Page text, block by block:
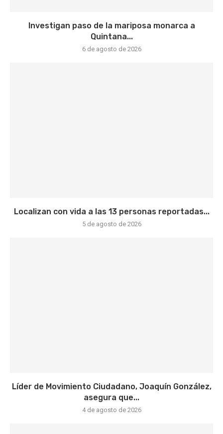
Investigan paso de la mariposa monarca a
Quintana...
6 de agosto de 2026
Localizan con vida a las 13 personas reportadas...
5 de agosto de 2026
Líder de Movimiento Ciudadano, Joaquín González,
asegura que...
4 de agosto de 2026